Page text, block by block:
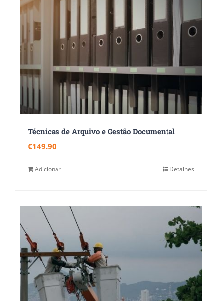
Técnicas de Arquivo e Gestão Documental
€149.90
Adicionar Detalhes